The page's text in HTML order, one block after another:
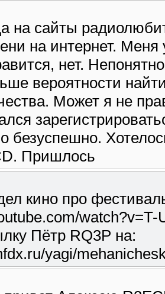
на сайты
на интернет.
нет.
вероятности
Может я не
безуспешно.
Пришлось
кино про
watch?v=T-
Пётр RQ3P на:
yagi/